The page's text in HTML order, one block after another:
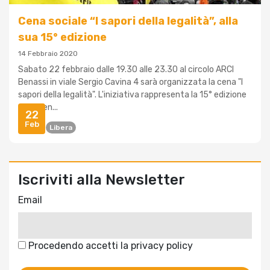
22
Feb
Cena sociale “I sapori della legalità”, alla
sua 15° edizione
14 Febbraio 2020
Sabato 22 febbraio dalle 19.30 alle 23.30 al circolo ARCI
Benassi in viale Sergio Cavina 4 sarà organizzata la cena "I
sapori della legalità". L'iniziativa rappresenta la 15° edizione
della cen...
Cena Libera
Iscriviti alla Newsletter
Email
Procedendo accetti la privacy policy